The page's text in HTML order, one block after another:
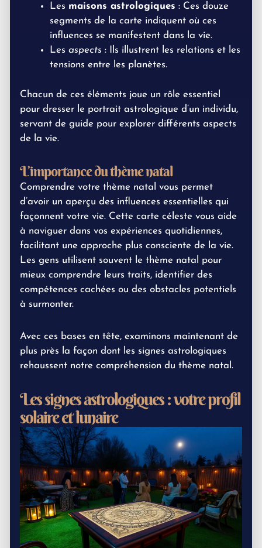
Les maisons astrologiques : Ces douze
segments de la carte indiquent où ces
influences se manifestent dans la vie.
Les aspects : Ils illustrent les relations et les
tensions entre les planètes.
Chacun de ces éléments joue un rôle essentiel
pour dresser le portrait astrologique d’un individu,
servant de guide pour explorer différents aspects
de la vie.
L’importance du thème natal
Comprendre votre thème natal vous permet
d’avoir un aperçu des influences essentielles qui
façonnent votre vie. Cette carte céleste vous aide
à naviguer dans vos expériences quotidiennes,
facilitant une approche plus consciente de la vie.
Les gens utilisent souvent le thème natal pour
mieux comprendre leurs traits, identifier des
compétences cachées ou des obstacles potentiels
à surmonter.
Avec ces bases en tête, examinons maintenant de
plus près la façon dont les signes astrologiques
rehaussent notre compréhension du thème natal.
Les signes astrologiques : votre profil
solaire et lunaire